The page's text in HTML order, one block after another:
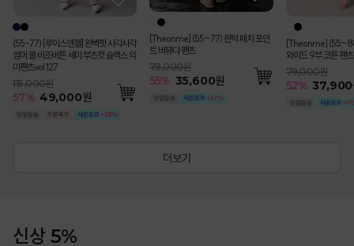
(55-77) [루이스엔젤] 완벽핏 사각사각
썸머 쿨 비조버튼 세미 부츠컷 슬랙스 악
마팬츠vol.127
115,000원
57% 49,000원
[Theonme] (55~77) 핀턱 패치 포인
트 버뮤다 팬츠
79,000원
55% 35,600원
[Theonme]
와이드 9부 코튼 팬츠
79,000원
52% 37,900
더보기
신상 5%